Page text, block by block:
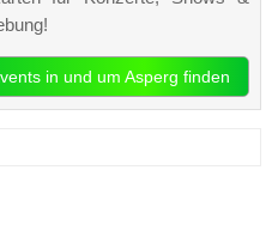
in und um Asperg finden